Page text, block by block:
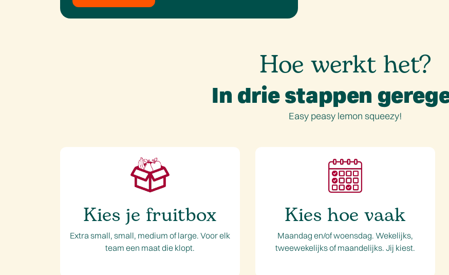
Hoe werkt het?
In drie stappen
Easy peasy lemon squeezy!
Kies je fruitbox
Extra small, small, medium of large. Voor elk
team een maat die klopt.
Kies hoe vaak
Maandag en/of woensdag. Wekelijks,
tweewekelijks of maandelijks. Jij kiest.